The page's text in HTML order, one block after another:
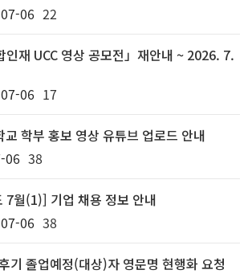
06 22
재 UCC 영상 공모전」재안내 ~ 2026. 7.
06 17
학부 홍보 영상 유튜브 업로드 안내
06 38
월(1)] 기업 채용 정보 안내
06 38
기 졸업예정(대상)자 영문명 현행화 요청